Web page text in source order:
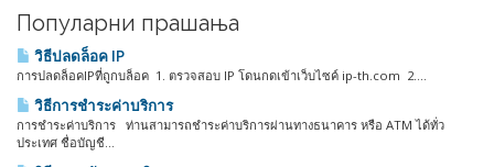
Популарни прашања
วิธีปลดล็อค IP
การปลดล็อคIPที่ถูกบล็อค 1. ตรวจสอบ IP โดนกดเข้าเว็บไซค์ ip-th.com 2....
วิธีการชำระค่าบริการ
การชำระค่าบริการ ท่านสามารถชำระค่าบริการผ่านทางธนาคาร หรือ ATM ได้ทั่ว
ประเทศ ชื่อบัญชี...